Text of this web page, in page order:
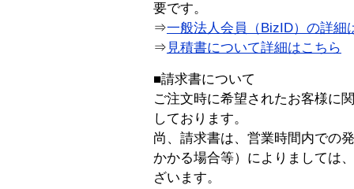
要です。
⇒一般法人会員（BizID）の詳細
⇒ 見積書について詳細はこちら
■請求書について
ご注文時に希望されたお客様に
しております。
尚、請求書は、営業時間内での
かかる場合等）によりましては
ざいます。